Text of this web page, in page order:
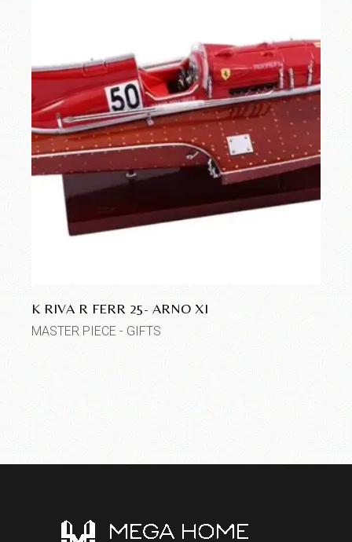
K RIVA R FERR 25- ARNO XI
MASTER PIECE - GIFTS